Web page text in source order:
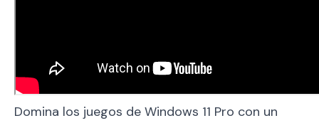
Domina los juegos de Windows 11 Pro con un